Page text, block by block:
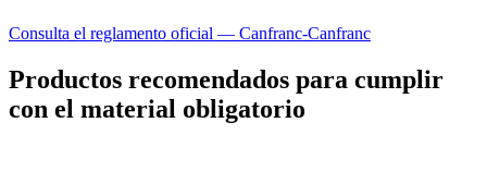
Consulta el reglamento oficial — Canfranc-Canfranc
Productos recomendados para cumplir
con el material obligatorio